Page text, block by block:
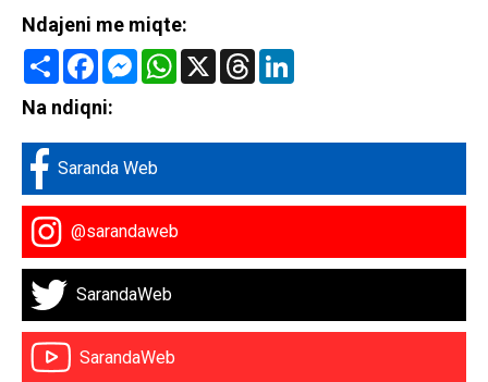
Ndajeni me miqte:
Share FacebookMessenger
WhatsApp
X Threads
Na ndiqni:
Saranda Web
@sarandaweb
SarandaWeb
SarandaWeb